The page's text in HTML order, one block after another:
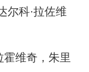
尔科·拉佐维
维奇，朱里